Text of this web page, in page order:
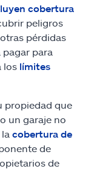
cobertura
peligros
pérdidas
pagar para
los límites
propiedad que
un garaje no
cobertura de
de
de